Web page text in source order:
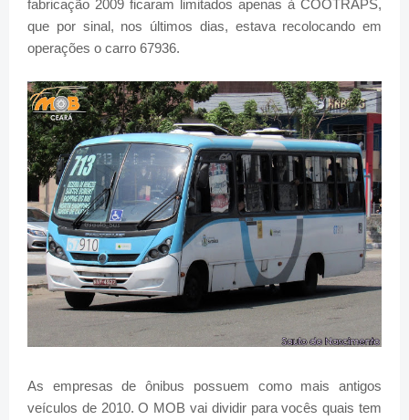
fabricação 2009 ficaram limitados apenas à COOTRAPS,
que por sinal, nos últimos dias, estava recolocando em
operações o carro 67936.
As empresas de ônibus possuem como mais antigos
veículos de 2010. O MOB vai dividir para vocês quais tem